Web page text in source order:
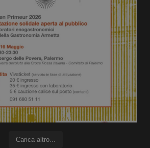
Carica altro...